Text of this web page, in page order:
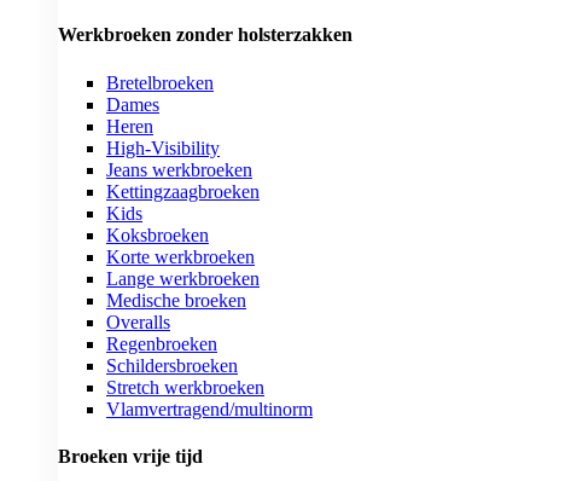
Werkbroeken zonder holsterzakken
Bretelbroeken
Dames
Heren
High-Visibility
Jeans werkbroeken
Kettingzaagbroeken
Kids
Koksbroeken
Korte werkbroeken
Lange werkbroeken
Medische broeken
Overalls
Regenbroeken
Schildersbroeken
Stretch werkbroeken
Vlamvertragend/multinorm
Broeken vrije tijd